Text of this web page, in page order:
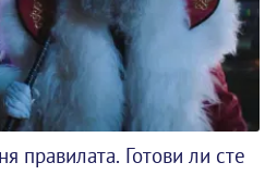
правилата. Готови ли сте